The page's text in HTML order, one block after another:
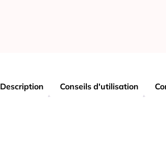
Description Conseils d'utilisation